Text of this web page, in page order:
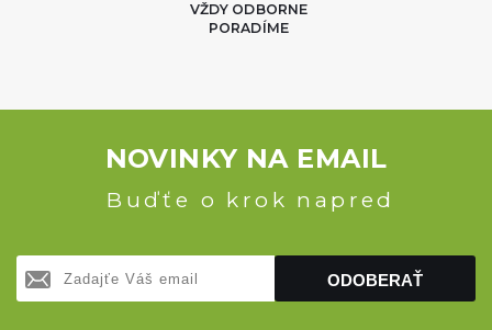
VŽDY ODBORNE
PORADÍME
NOVINKY NA EMAIL
Buďťe o krok napred
ODOBERAŤ